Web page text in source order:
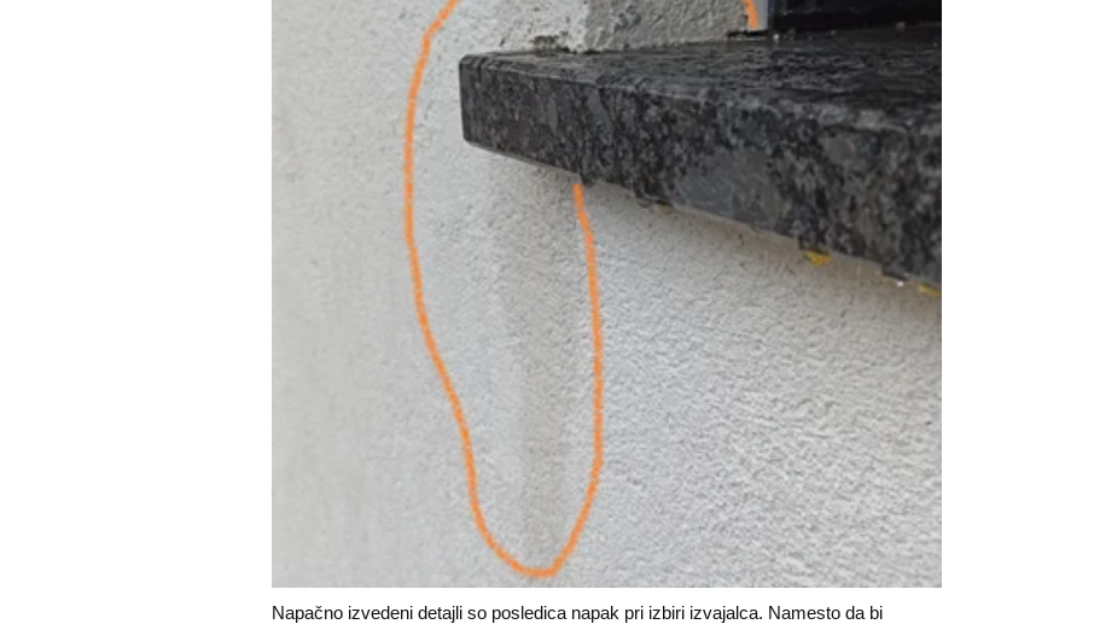
Napačno izvedeni detajli so posledica napak pri izbiri izvajalca. Namesto da bi